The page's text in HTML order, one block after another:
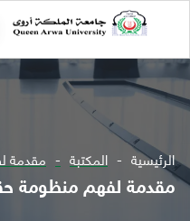
الرئيسية المكتبة مقدمة
مقدمة لفهم منظومة